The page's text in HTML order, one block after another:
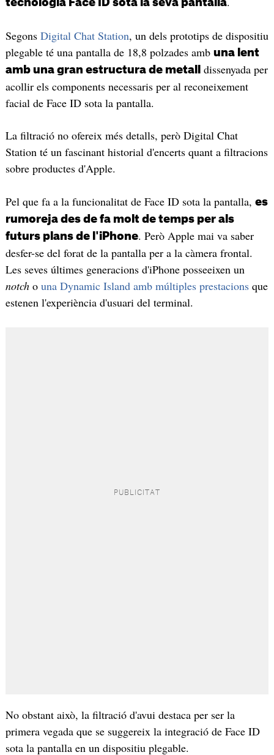
tecnologia Face ID sota la seva pantalla
Segons Digital Chat Station, un dels prototips de dispositiu
plegable té una pantalla de 18,8 polzades amb una lent
amb una gran estructura de metall dissenyada per
acollir els components necessaris per al reconeixement
facial de Face ID sota la pantalla.
La filtració no ofereix més detalls, però Digital Chat
Station té un fascinant historial d'encerts quant a filtracions
sobre productes d'Apple.
Pel que fa a la funcionalitat de Face ID sota la pantalla, es
rumoreja des de fa molt de temps per als
futurs plans de l'iPhone. Però Apple mai va saber
desfer-se del forat de la pantalla per a la càmera frontal.
Les seves últimes generacions d'iPhone posseeixen un
notcho una Dynamic Island amb múltiples prestacionsque
estenen l'experiència d'usuari del terminal.
No obstant això, la filtració d'avui destaca per ser la
primera vegada que se suggereix la integració de Face ID
sota la pantalla en un dispositiu plegable.